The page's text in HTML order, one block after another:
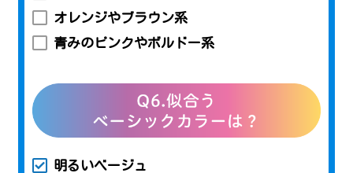
オレンジやブラウン系
青みのピンクやボルドー系
明るいベージュ